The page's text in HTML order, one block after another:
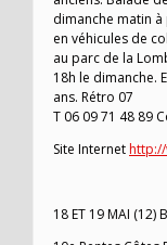
dimanche matin
en véhicules de
au parc de la
18h le dimanche.
ans. Rétro 07
T 06 09 71 48 89
Site Internet
18 ET 19 MAI (12)